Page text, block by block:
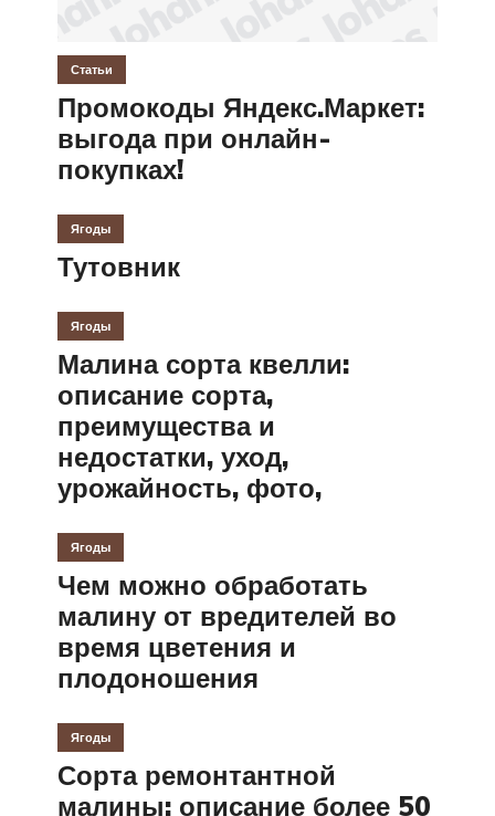
Статьи
Промокоды Яндекс.Маркет:
выгода при онлайн-
покупках!
Ягоды
Тутовник
Ягоды
Малина сорта квелли:
описание сорта,
преимущества и
недостатки, уход,
урожайность, фото,
Ягоды
Чем можно обработать
малину от вредителей во
время цветения и
плодоношения
Ягоды
Сорта ремонтантной
малины: описание более 50